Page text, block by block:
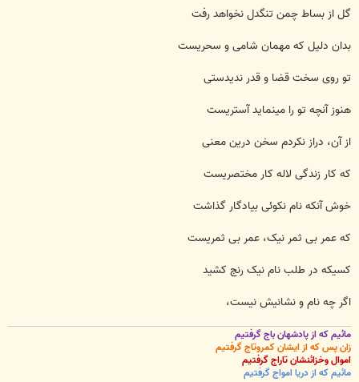
گل از بساط چمن تنگدل نخواهد رفت
بدان دلیل که مهمان شامی و سحریست
تو روی سخت قضا و قدر ندیدستی
هنوز آنچه تو را مینماید آستریست
از آن، دراز نکردم سخن درین معنی
که کار زندگی لاله کار مختصریست
خوش آنکه نام نکوئی بیادگار گذاشت
که عمر بی ثمر نیک، عمر بی ثمریست
کسیکه در طلب نام نیک رنج کشید
اگر چه نام و نشانیش نیست،
مائیم که از پادشهان باج گرفتیم
زان پس که از ایشان کمروتاج گرفتیم
اموال وخزائنشان تاراج گرفتیم
مائیم که از دریا امواج گرفتیم